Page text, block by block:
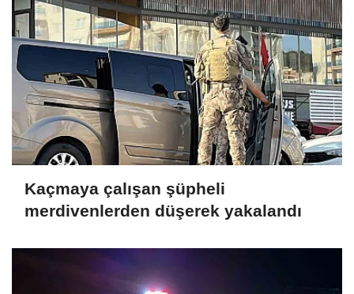
Kaçmaya çalışan şüpheli
merdivenlerden düşerek yakalandı